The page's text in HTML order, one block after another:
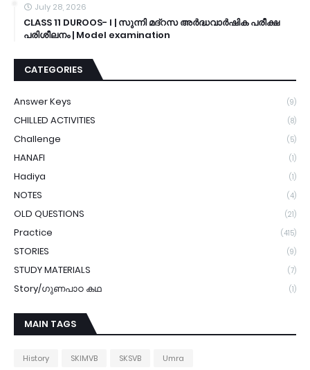
July 28, 2026
CLASS 11 DUROOS- I | സുന്നി മദ്റസ അർദ്ധവാർഷിക പരീക്ഷ
പരിശീലനം | Model examination
CATEGORIES
Answer Keys (9)
CHILLED ACTIVITIES (8)
Challenge (5)
HANAFI (1)
Hadiya (1)
NOTES (4)
OLD QUESTIONS (21)
Practice (415)
STORIES (9)
STUDY MATERIALS (7)
Story/ഗുണപാഠ കഥ (1)
MAIN TAGS
History SKIMVB SKSVB Umra